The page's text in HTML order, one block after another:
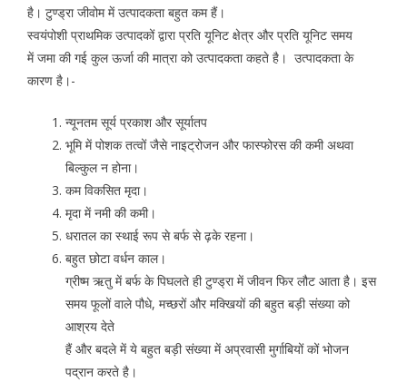
है। टुण्ड्रा जीवोम में उत्पादकता बहुत कम हैं।
स्वयंपोशी प्राथमिक उत्पादकों द्वारा प्रति यूनिट क्षेत्र और प्रति यूनिट समय
में जमा की गई कुल ऊर्जा की मात्रा को उत्पादकता कहते है। उत्पादकता के
कारण है।-
न्यूनतम सूर्य प्रकाश और सूर्यातप
भूमि में पोशक तत्वों जैसे नाइट्रोजन और फास्फोरस की कमी अथवा
बिल्कुल न होना।
कम विकसित मृदा।
मृदा में नमी की कमी।
धरातल का स्थाई रूप से बर्फ से ढ़के रहना।
बहुत छोटा वर्धन काल।
ग्रीष्म ऋतु में बर्फ के पिघलते ही टुण्ड्रा में जीवन फिर लौट आता है। इस
समय फूलों वाले पौधे, मच्छरों और मक्खियों की बहुत बड़ी संख्या को
आश्रय देते
हैं और बदले में ये बहुत बड़ी संख्या में अप्रवासी मुर्गाबियों कों भोजन
पद्रान करते है।